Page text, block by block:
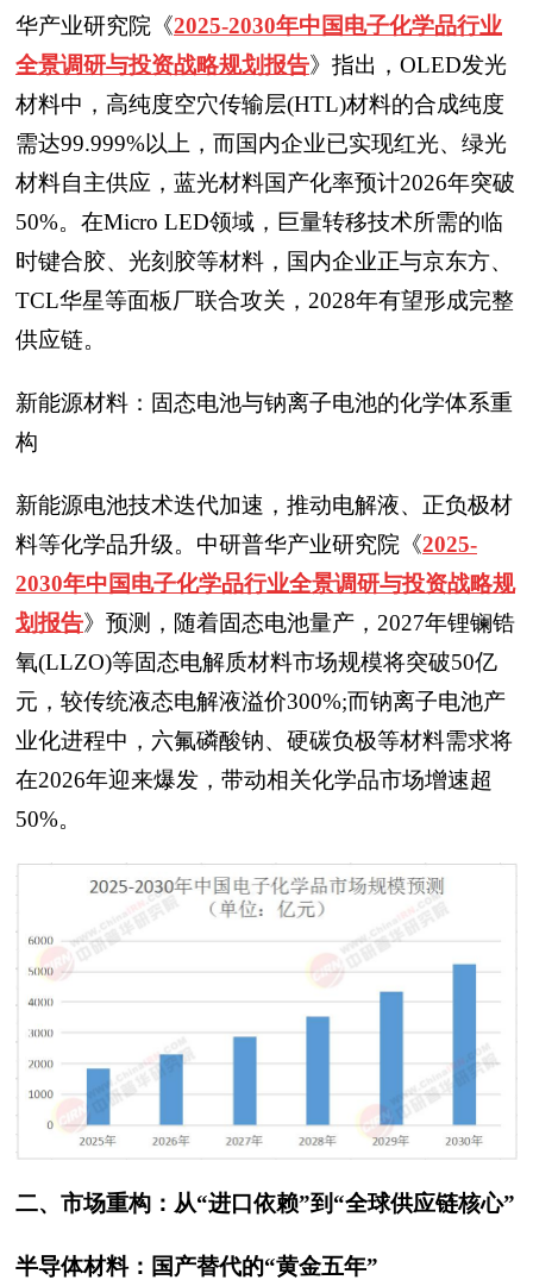
华产业研究院 《2025-2030年中国电子化学品行业
全景调研与投资战略规划报告》 指出，OLED发光
材料中，高纯度空穴传输层(HTL)材料的合成纯度
需达99.999%以上，而国内企业已实现红光、绿光
材料自主供应，蓝光材料国产化率预计2026年突破
50%。在Micro LED领域，巨量转移技术所需的临
时键合胶、光刻胶等材料，国内企业正与京东方、
TCL华星等面板厂联合攻关，2028年有望形成完整
供应链。
新能源材料：固态电池与钠离子电池的化学体系重
构
新能源电池技术迭代加速，推动电解液、正负极材
料等化学品升级。中研普华产业研究院 《2025-
2030年中国电子化学品行业全景调研与投资战略规
划报告》 预测，随着固态电池量产，2027年锂镧锆
氧(LLZO)等固态电解质材料市场规模将突破50亿
元，较传统液态电解液溢价300%;而钠离子电池产
业化进程中，六氟磷酸钠、硬碳负极等材料需求将
在2026年迎来爆发，带动相关化学品市场增速超
50%。
二、市场重构：从“进口依赖”到“全球供应链核心”
半导体材料：国产替代的“黄金五年”